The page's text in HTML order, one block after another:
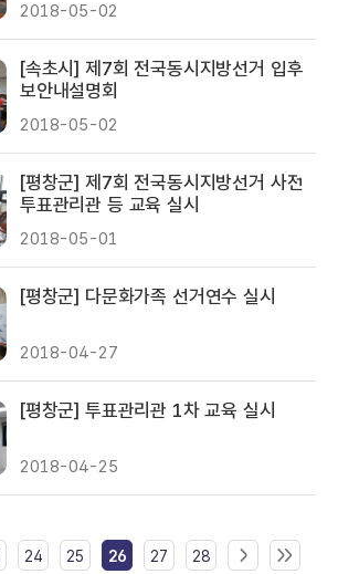
2018-05-02
[속초시] 제7회 전국동시지방선거 입후
보안내설명회
2018-05-02
[평창군] 제7회 전국동시지방선거 사전
투표관리관 등 교육 실시
2018-05-01
[평창군] 다문화가족 선거연수 실시
2018-04-27
[평창군] 투표관리관 1차 교육 실시
2018-04-25
24 25 26 27 28